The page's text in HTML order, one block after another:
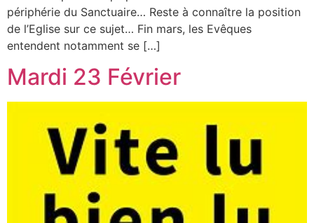
périphérie du Sanctuaire… Reste à connaître la position
de l’Eglise sur ce sujet… Fin mars, les Evêques
entendent notamment se […]
Mardi 23 Février